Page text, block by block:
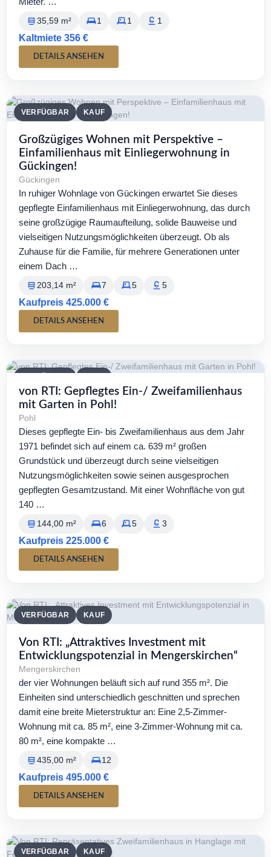
35,59 m² 1 1 1
Kaltmiete 356 €
DETAILS ANSEHEN
VERFÜGBAR KAUF
Großzügiges Wohnen mit Perspektive –
Einfamilienhaus mit Einliegerwohnung in
Gückingen!
Gückingen
In ruhiger Wohnlage von Gückingen erwartet Sie dieses
gepflegte Einfamilienhaus mit Einliegerwohnung, das durch
seine großzügige Raumaufteilung, solide Bauweise und
vielseitigen Nutzungsmöglichkeiten überzeugt. Ob als
Zuhause für die Familie, für mehrere Generationen unter
einem Dach …
203,14 m² 7 5 5
Kaufpreis 425.000 €
DETAILS ANSEHEN
von RTI: Gepflegtes Ein-/ Zweifamilienhaus
mit Garten in Pohl!
Pohl
Dieses gepflegte Ein- bis Zweifamilienhaus aus dem Jahr
1971 befindet sich auf einem ca. 639 m² großen
Grundstück und überzeugt durch seine vielseitigen
Nutzungsmöglichkeiten sowie seinen ausgesprochen
gepflegten Gesamtzustand. Mit einer Wohnfläche von gut
140 …
144,00 m² 6 5 3
Kaufpreis 225.000 €
DETAILS ANSEHEN
VERFÜGBAR KAUF
Von RTI: „Attraktives Investment mit
Entwicklungspotenzial in Mengerskirchen“
Mengerskirchen
der vier Wohnungen beläuft sich auf rund 355 m². Die
Einheiten sind unterschiedlich geschnitten und sprechen
damit eine breite Mieterstruktur an: Eine 2,5-Zimmer-
Wohnung mit ca. 85 m², eine 3-Zimmer-Wohnung mit ca.
80 m², eine kompakte …
435,00 m² 12
Kaufpreis 495.000 €
DETAILS ANSEHEN
VERFÜGBAR KAUF